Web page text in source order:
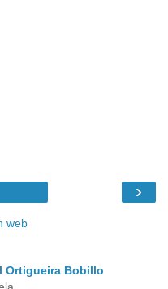
›
web
Ortigueira Bobillo